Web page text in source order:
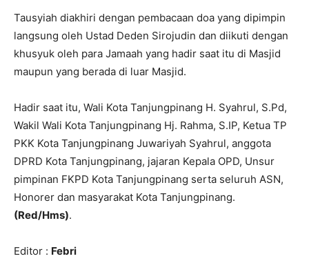
Tausyiah diakhiri dengan pembacaan doa yang dipimpin
langsung oleh Ustad Deden Sirojudin dan diikuti dengan
khusyuk oleh para Jamaah yang hadir saat itu di Masjid
maupun yang berada di luar Masjid.
Hadir saat itu, Wali Kota Tanjungpinang H. Syahrul, S.Pd,
Wakil Wali Kota Tanjungpinang Hj. Rahma, S.IP, Ketua TP
PKK Kota Tanjungpinang Juwariyah Syahrul, anggota
DPRD Kota Tanjungpinang, jajaran Kepala OPD, Unsur
pimpinan FKPD Kota Tanjungpinang serta seluruh ASN,
Honorer dan masyarakat Kota Tanjungpinang.
(Red/Hms).
Editor : Febri